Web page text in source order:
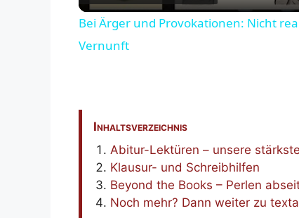
Bei Ärger und Provokationen: Nicht
Vernunft
Inhaltsverzeichnis
Abitur-Lektüren – unsere
Klausur- und Schreibhilfen
Beyond the Books – Perlen
Noch mehr? Dann weiter zu